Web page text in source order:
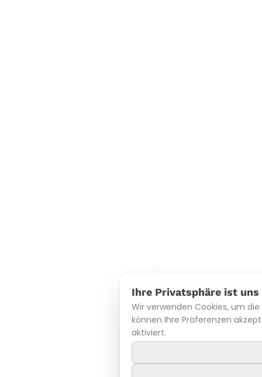
Ihre Privatsphäre ist
Wir verwenden Cookies, um
können Ihre Präferenzen
aktiviert.